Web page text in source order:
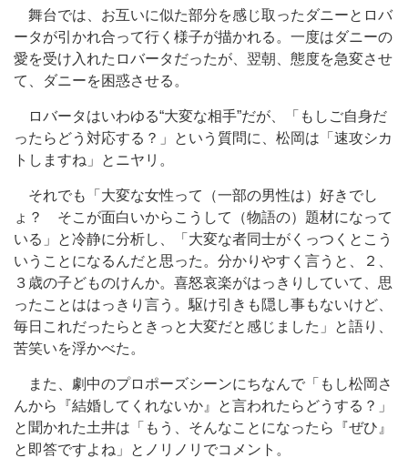
舞台では、お互いに似た部分を感じ取ったダニーとロバ
ータが引かれ合って行く様子が描かれる。一度はダニーの
愛を受け入れたロバータだったが、翌朝、態度を急変させ
て、ダニーを困惑させる。
ロバータはいわゆる“大変な相手”だが、「もしご自身だ
ったらどう対応する？」という質問に、松岡は「速攻シカ
トしますね」とニヤリ。
それでも「大変な女性って（一部の男性は）好きでし
ょ？ そこが面白いからこうして（物語の）題材になって
いる」と冷静に分析し、「大変な者同士がくっつくとこう
いうことになるんだと思った。分かりやすく言うと、２、
３歳の子どものけんか。喜怒哀楽がはっきりしていて、思
ったことははっきり言う。駆け引きも隠し事もないけど、
毎日これだったらときっと大変だと感じました」と語り、
苦笑いを浮かべた。
また、劇中のプロポーズシーンにちなんで「もし松岡さ
んから『結婚してくれないか』と言われたらどうする？」
と聞かれた土井は「もう、そんなことになったら『ぜひ』
と即答ですよね」とノリノリでコメント。